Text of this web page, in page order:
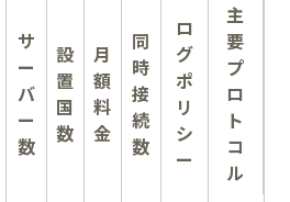
サ
ー
バ
ー
数
設
置
国
数
月
額
料
金
同
時
接
続
数
ロ
グ
ポ
リ
シ
ー
主
要
プ
ロ
ト
コ
ル